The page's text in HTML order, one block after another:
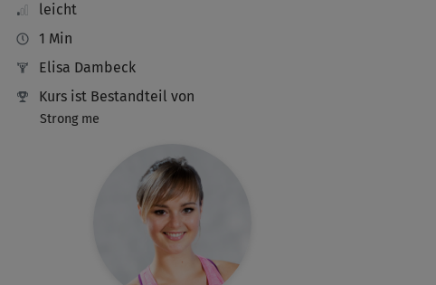
leicht
1 Min
Elisa Dambeck
Kurs ist Bestandteil von
Strong me